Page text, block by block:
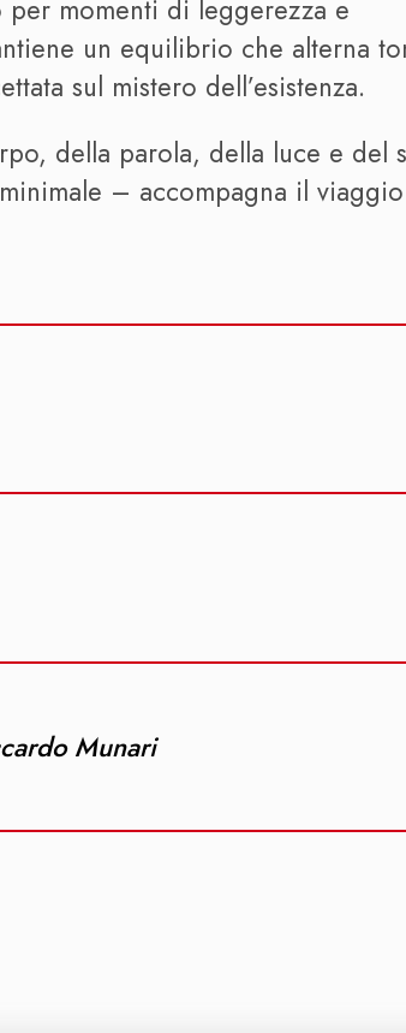
momenti di leggerezza e
un equilibrio che alterna
sul mistero dell’esistenza.
della parola, della luce e del
– accompagna il viaggio
Munari